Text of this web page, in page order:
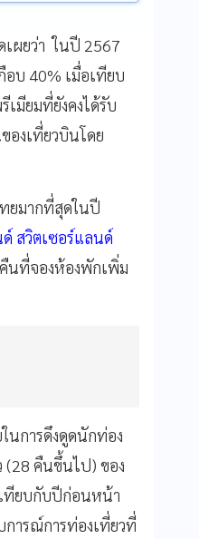
เผยว่า ในปี 2567
อบ 40% เมื่อเทียบ
มียมที่ยังคงได้รับ
องเที่ยวบินโดย
ยมากที่สุดในปี
สวิตเซอร์แลนด์
คืนที่จองห้องพักเพิ่ม
นการดึงดูดนักท่อง
(28 คืนขึ้นไป) ของ
ทียบกับปีก่อนหน้า
ารณ์การท่องเที่ยวที่